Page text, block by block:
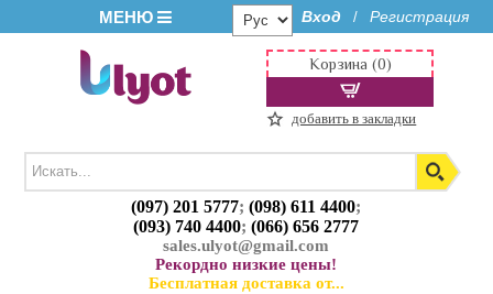
МЕНЮ Вход / Регистрация
(097) 201 5777;(098) 611 4400;
(093) 740 4400;(066) 656 2777
sales.ulyot@gmail.com
Рекордно низкие цены!
Бесплатная доставка от...
Корзина (0)
добавить в закладки